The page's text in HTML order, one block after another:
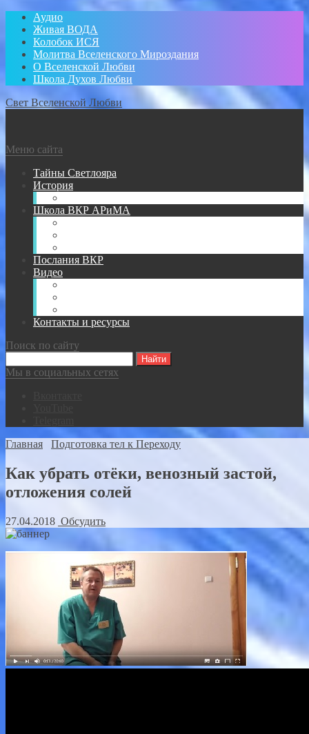
Аудио
Живая ВОДА
Колобок ИСЯ
Молитва Вселенского Мироздания
О Вселенской Любви
Школа Духов Любви
Свет Вселенской Любви
Меню сайта
Тайны Светлояра
История
Школа ВКР АРиМА
Послания ВКР
Видео
Контакты и ресурсы
Поиск по сайту
Мы в социальных сетях
Главная
Подготовка тел к Переходу
Как убрать отёки, венозный застой,
отложения солей
27.04.2018 Обсудить